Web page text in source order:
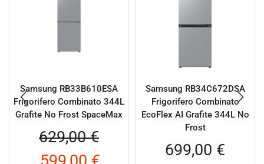
Samsung RB33B610ESA
Frigorifero Combinato 344L
Grafite No Frost SpaceMax
629,00€
Samsung RB34C672DSA
Frigorifero Combinato
EcoFlex AI Grafite 344L No
Frost
699,00 €